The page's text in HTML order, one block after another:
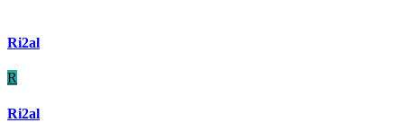
Ri2al
R
Ri2al